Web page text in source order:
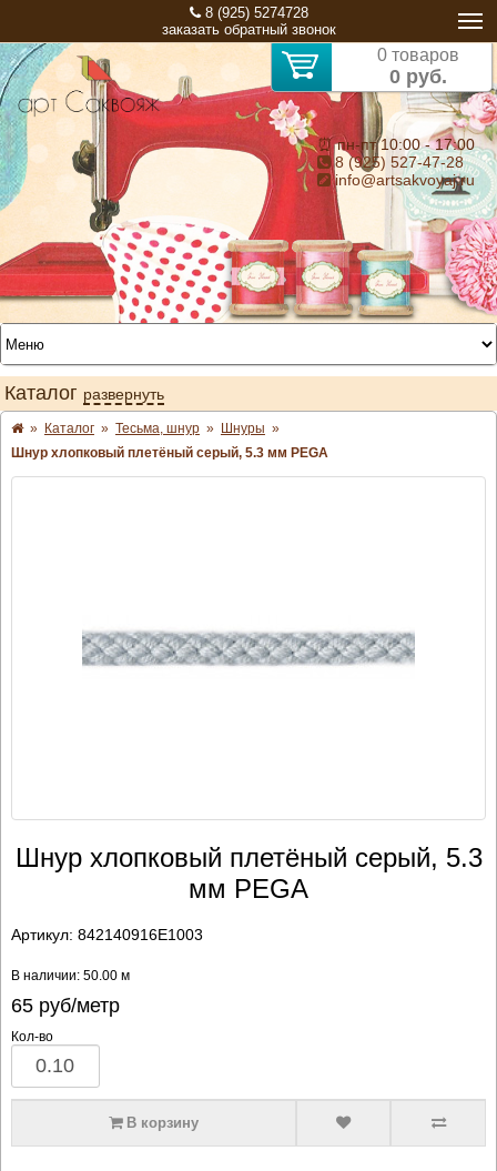
8 (925) 5274728
заказать обратный звонок
0 товаров
0 руб.
⏰ пн-пт 10:00 - 17:00
8 (925) 527-47-28
info@artsakvoyaj.ru
Каталог развернуть
» Каталог » Тесьма, шнур » Шнуры »
Шнур хлопковый плетёный серый, 5.3 мм PEGA
Шнур хлопковый плетёный серый, 5.3
мм PEGA
Артикул: 842140916E1003
В наличии: 50.00 м
65руб/метр
Кол-во
В корзину